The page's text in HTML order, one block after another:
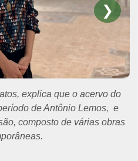
❯
explica que o acervo do
de Antônio Lemos, e
composto de várias obras